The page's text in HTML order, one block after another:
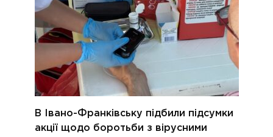
В Івано-Франківську підбили підсумки
акції щодо боротьби з вірусними